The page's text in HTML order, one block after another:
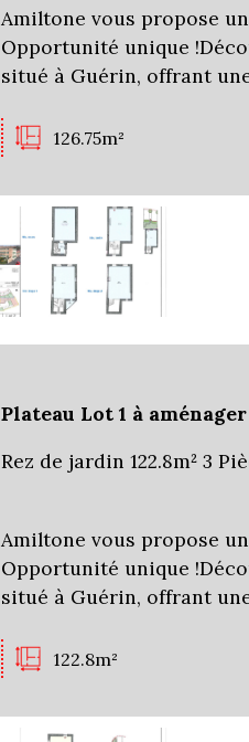
Amiltone vous propose
Opportunité unique
situé à Guérin, offrant une
126.75m²
Plateau Lot 1 à
Rez de jardin 122.8m² 3
Amiltone vous propose
Opportunité unique
situé à Guérin, offrant une
122.8m²